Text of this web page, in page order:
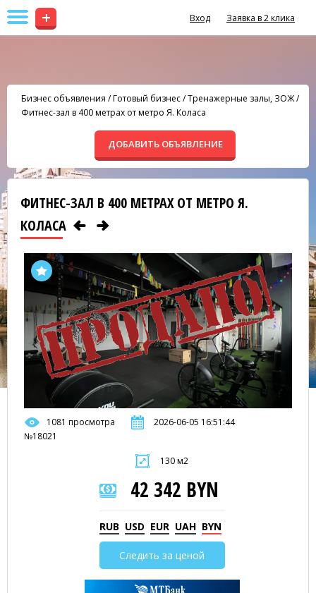
+ Вход Заявка в 2 клика
Бизнес объявления /Готовый бизнес/Тренажерные залы, ЗОЖ/
Фитнес-зал в 400 метрах от метро Я. Коласа
ДОБАВИТЬ ОБЪЯВЛЕНИЕ
ФИТНЕС-ЗАЛ В 400 МЕТРАХ ОТ МЕТРО Я.
КОЛАСА
1081 просмотра
2026-06-05 16:51:44
№18021
130 м2
42 342 BYN
RUB USD EUR UAH BYN
Следить за ценой